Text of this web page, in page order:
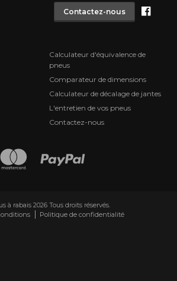
Contactez-nous
Calculateur d'équivalence de
pneus
Comparateur de dimensions
Calculateur de décalage de jantes
L'entretien de vos pneus
Contactez-nous
à rabais 2026 Tous droits réservés.
Politique de confidentialité